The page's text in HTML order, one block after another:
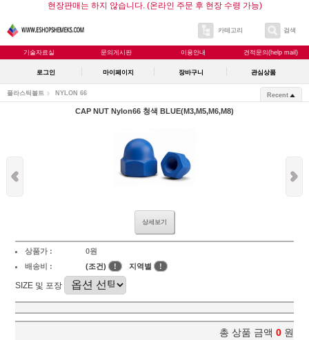
현장판매는 하지 않습니다. (온라인 주문 후 현장 수령 가능)
카테고리 검색
기술자료실 문의게시판 이용안내 견적문의(help mail)
로그인 마이페이지 장바구니 관심상품
플라스틱볼트 NYLON 66 Recent
CAP NUT Nylon66 청색 BLUE(M3,M5,M6,M8)
상세보기
상품가 :
0원
배송비 :
(조건) ! 지역별 !
SIZE 및 포장
총 상품 금액 0 원